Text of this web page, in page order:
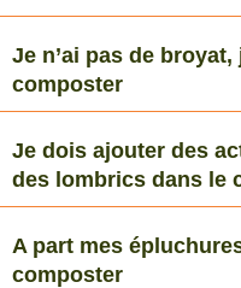
Je n’ai pas de
composter
Je dois ajouter des
des lombrics dans le
A part mes
composter